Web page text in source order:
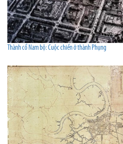
Thành cổ Nam bộ: Cuộc chiến ở thành Phụng